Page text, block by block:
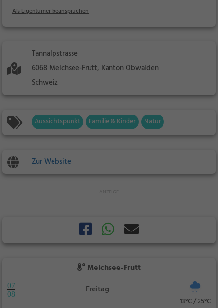
Als Eigentümer beanspruchen
Tannalpstrasse
6068 Melchsee-Frutt, Kanton Obwalden
Schweiz
Aussichtspunkt Familie & Kinder Natur
Zur Website
Melchsee-Frutt
07
08
Freitag
13°C / 25°C